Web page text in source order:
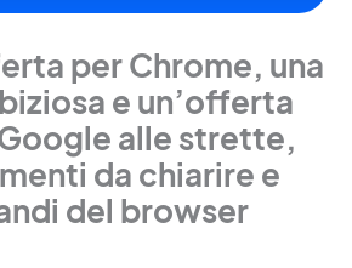
per Chrome, una
e un’offerta
alle strette,
da chiarire e
del browser